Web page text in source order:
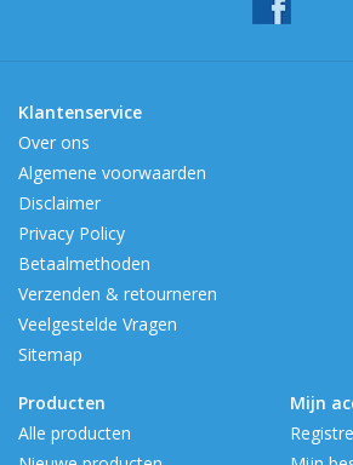
Klantenservice
Over ons
Algemene voorwaarden
Disclaimer
Privacy Policy
Betaalmethoden
Verzenden & retourneren
Veelgestelde Vragen
Sitemap
Producten
Alle producten
Mijn